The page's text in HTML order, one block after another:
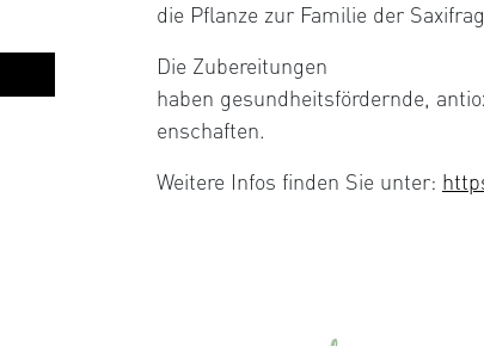
die Pflanze zur Familie der
Die Zubereitungen
haben gesundheitsfördernde,
enschaften.
Weitere Infos finden Sie unter: